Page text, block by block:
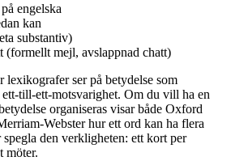
engelska
kan
substantiv)
(formellt mejl, avslappnad chatt)
lexikografer ser på betydelse som
till-ett-motsvarighet. Om du vill ha en
organiseras visar både Oxford
Webster hur ett ord kan ha flera
den verkligheten: ett kort per
möter.